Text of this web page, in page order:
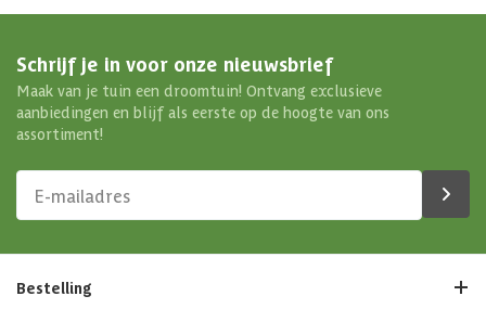
Schrijf je in voor onze nieuwsbrief
Maak van je tuin een droomtuin! Ontvang exclusieve
aanbiedingen en blijf als eerste op de hoogte van ons
assortiment!
Bestelling